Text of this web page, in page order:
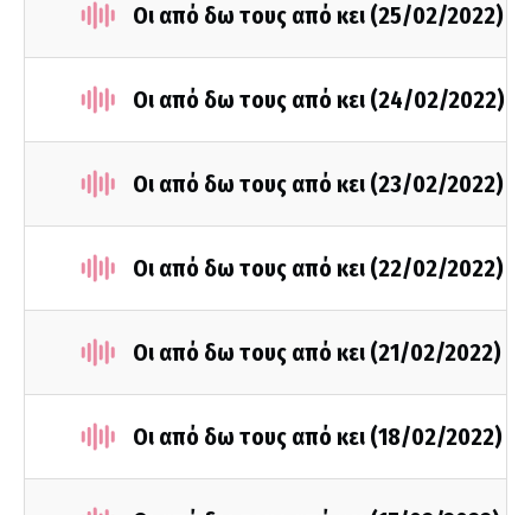
Οι από δω τους από κει (25/02/2022)
Οι από δω τους από κει (24/02/2022)
Οι από δω τους από κει (23/02/2022)
Οι από δω τους από κει (22/02/2022)
Οι από δω τους από κει (21/02/2022)
Οι από δω τους από κει (18/02/2022)